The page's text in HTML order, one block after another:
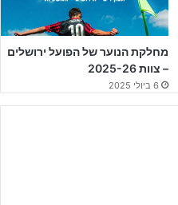
קבוצת הפועל וסחפה אחריה
הקימו את עמותת האוהדים.
העמותה עד אשר הצליחו
מחלקת הנוער של הפועל ירושלים
– צוות 2025-26
6 ביולי 2025